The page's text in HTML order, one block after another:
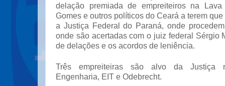
delação premiada de empreiteiros na
Gomes e outros políticos do Ceará a terem que
a Justiça Federal do Paraná, onde
onde são acertadas com o juiz federal Sérgio
de delações e os acordos de leniência.
Três empreiteiras são alvo da Justiça
Engenharia, EIT e Odebrecht.